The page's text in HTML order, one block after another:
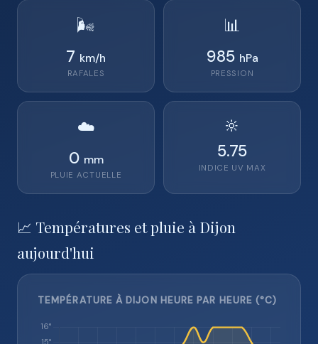
🌬️
7 km/h
RAFALES
📊
985 hPa
PRESSION
☁️
0 mm
PLUIE ACTUELLE
🔆
5.75
INDICE UV MAX
📈 Températures et pluie à Dijon
aujourd'hui
TEMPÉRATURE À DIJON HEURE PAR HEURE (°C)